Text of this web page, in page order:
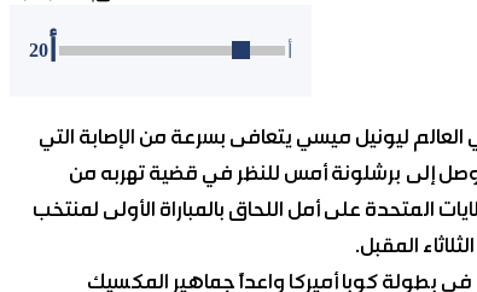
20
ليونيل ميسي يتعافى بسرعة من الإصابة التي
وصل إلى برشلونة أمس للنظر في قضية تهربه من
المتحدة على أمل اللحاق بالمباراة الأولى لمنتخب
المقبل.
في بطولة كوبا أميركا واعداً جماهير المكسيك